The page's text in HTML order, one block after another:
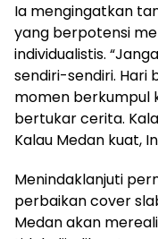
Ia mengingatkan
yang berpotensi
individualistis.
sendiri-sendiri. Hari
momen berkumpul
bertukar cerita.
Kalau Medan kuat,
Menindaklanjuti
perbaikan cover
Medan akan